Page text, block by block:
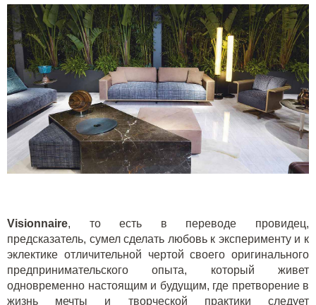
Visionnaire, то есть в переводе провидец,
предсказатель, сумел сделать любовь к эксперименту и к
эклектике отличительной чертой своего оригинального
предпринимательского опыта, который живет
одновременно настоящим и будущим, где претворение в
жизнь мечты и творческой практики следует